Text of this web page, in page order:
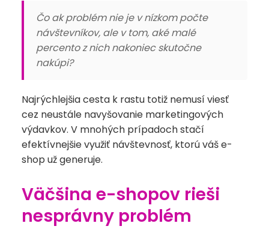
Čo ak problém nie je v nízkom počte
návštevníkov, ale v tom, aké malé
percento z nich nakoniec skutočne
nakúpi?
Najrýchlejšia cesta k rastu totiž nemusí viesť
cez neustále navyšovanie marketingových
výdavkov. V mnohých prípadoch stačí
efektívnejšie využiť návštevnosť, ktorú váš e-
shop už generuje.
Väčšina e-shopov rieši
nesprávny problém